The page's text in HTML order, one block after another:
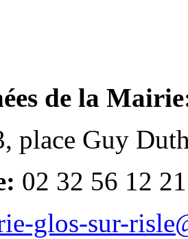
de la
place Guy
02 32 56 12 21
glos-sur-